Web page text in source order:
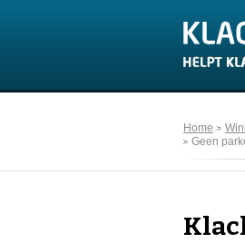
Home
Geen